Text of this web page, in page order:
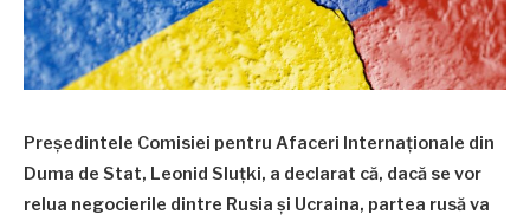
Președintele Comisiei pentru Afaceri Internaționale din
Duma de Stat, Leonid Sluţki, a declarat că, dacă se vor
relua negocierile dintre Rusia și Ucraina, partea rusă va